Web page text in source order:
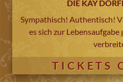
DIE KAY
Sympathisch! Authentisch!
es sich zur
TICKETS